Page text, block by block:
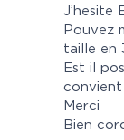
J’hesite
Pouvez
taille en
Est il
convient
Merci
Bien